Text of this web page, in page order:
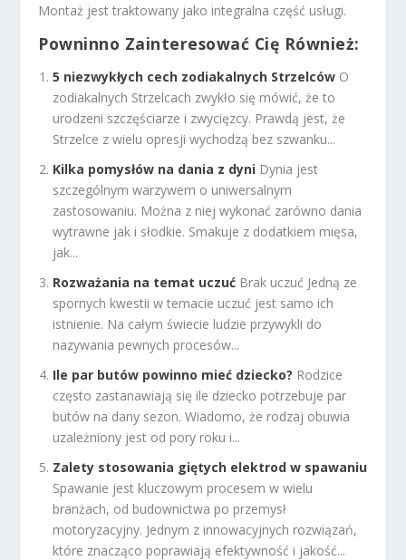
Montaż jest traktowany jako integralna część usługi.
Powninno Zainteresować Cię Również:
5 niezwykłych cech zodiakalnych Strzelców O
zodiakalnych Strzelcach zwykło się mówić, że to
urodzeni szczęściarze i zwycięzcy. Prawdą jest, że
Strzelce z wielu opresji wychodzą bez szwanku...
Kilka pomysłów na dania z dyni Dynia jest
szczególnym warzywem o uniwersalnym
zastosowaniu. Można z niej wykonać zarówno dania
wytrawne jak i słodkie. Smakuje z dodatkiem mięsa,
jak...
Rozważania na temat uczuć Brak uczuć Jedną ze
spornych kwestii w temacie uczuć jest samo ich
istnienie. Na całym świecie ludzie przywykli do
nazywania pewnych procesów...
Ile par butów powinno mieć dziecko? Rodzice
często zastanawiają się ile dziecko potrzebuje par
butów na dany sezon. Wiadomo, że rodzaj obuwia
uzależniony jest od pory roku i...
Zalety stosowania giętych elektrod w spawaniu
Spawanie jest kluczowym procesem w wielu
branżach, od budownictwa po przemysł
motoryzacyjny. Jednym z innowacyjnych rozwiązań,
które znacząco poprawiają efektywność i jakość...